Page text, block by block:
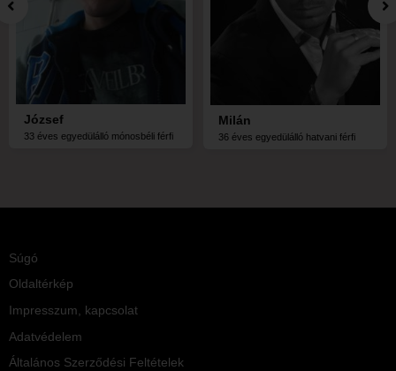
József
33 éves egyedülálló mónosbéli férfi
Milán
36 éves egyedülálló hatvani férfi
Súgó
Oldaltérkép
Impresszum, kapcsolat
Adatvédelem
Általános Szerződési Feltételek